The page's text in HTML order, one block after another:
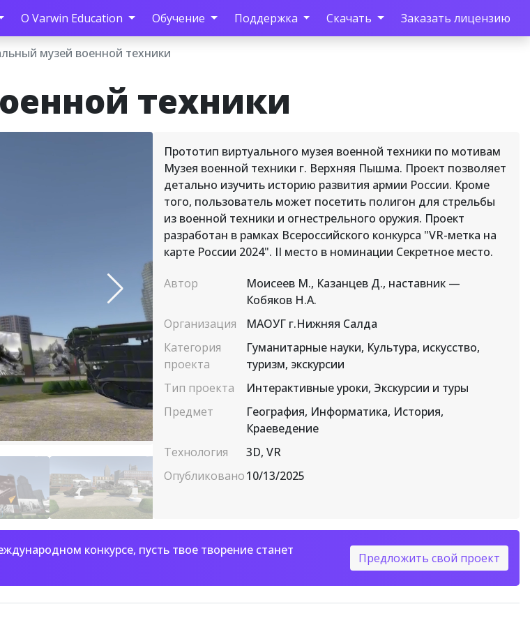
О Varwin Education Обучение Поддержка Скачать Заказать лицензию
музей военной техники
техники
Прототип виртуального музея военной техники по мотивам
Музея военной техники г. Верхняя Пышма. Проект позволяет
детально изучить историю развития армии России. Кроме
того, пользователь может посетить полигон для стрельбы
из военной техники и огнестрельного оружия. Проект
разработан в рамках Всероссийского конкурса "VR-метка на
карте России 2024". II место в номинации Секретное место.
Автор
Моисеев М., Казанцев Д., наставник —
Кобяков Н.А.
Организация
МАОУГ г.Нижняя Салда
Категория
проекта
Гуманитарные науки, Культура, искусство,
туризм, экскурсии
Тип проекта
Интерактивные уроки, Экскурсии и туры
Предмет
География, Информатика, История,
Краеведение
Технология
3D, VR
Опубликовано10/13/2025
конкурсе, пусть твое творение станет
Предложить свой проект